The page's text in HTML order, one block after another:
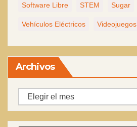
Software Libre STEM Sugar
Vehículos Eléctricos Videojuegos
Archivos
Archivos